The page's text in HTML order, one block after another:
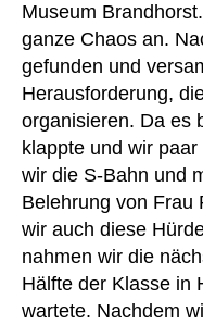
Museum
ganze Chaos an.
gefunden und
Herausforderung,
organisieren. Da es
klappte und wir
wir die S-Bahn und
Belehrung von Frau
wir auch diese
nahmen wir die
Hälfte der Klasse in
wartete. Nachdem